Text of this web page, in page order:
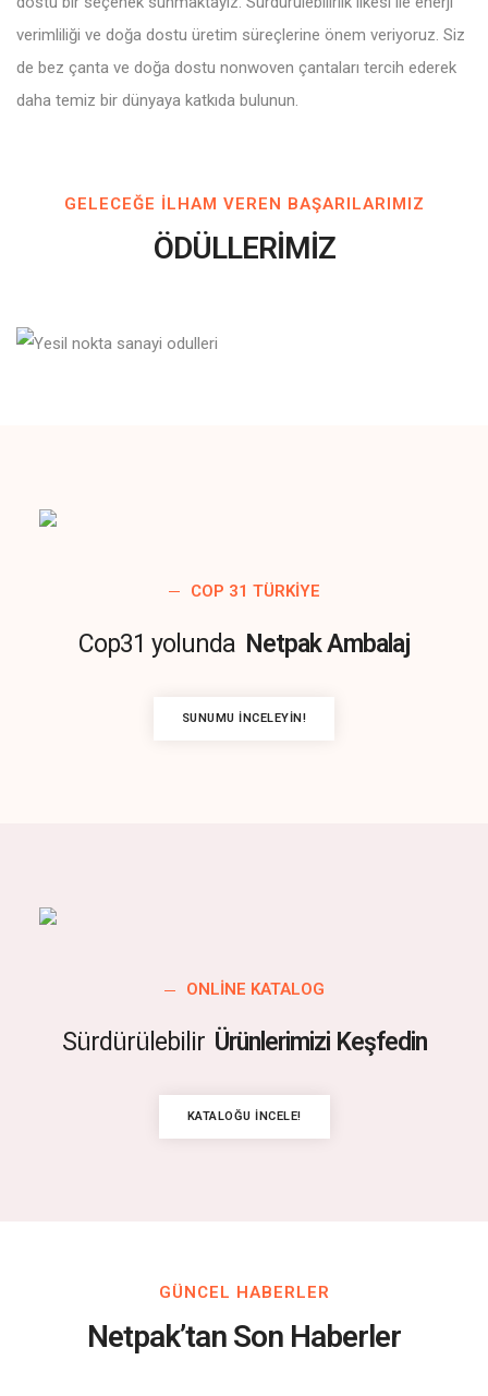
verimliliği ve doğa dostu üretim süreçlerine önem veriyoruz. Siz
de bez çanta ve doğa dostu nonwoven çantaları tercih ederek
daha temiz bir dünyaya katkıda bulunun.
GELECEĞE ILHAM VEREN BAŞARILARIMIZ
ÖDÜLLERİMİZ
COP 31 TÜRKIYE
Cop31 yolunda Netpak Ambalaj
SUNUMU İNCELEYIN!
ONLINE KATALOG
Sürdürülebilir Ürünlerimizi Keşfedin
KATALOĞU İNCELE!
GÜNCEL HABERLER
Netpak’tan Son Haberler